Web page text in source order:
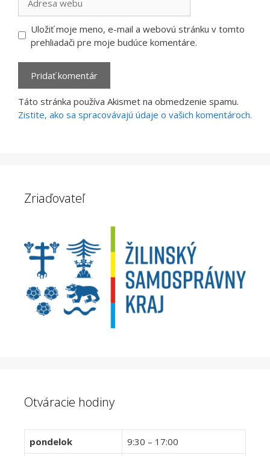
webu
Uložiť moje meno, e-mail a webovú stránku v tomto
prehliadači pre moje budúce komentáre.
Táto stránka používa Akismet na obmedzenie spamu.
Zistite, ako sa spracovávajú údaje o vašich komentároch.
Zriaďovateľ
Otváracie hodiny
pondelok
9:30 – 17:00